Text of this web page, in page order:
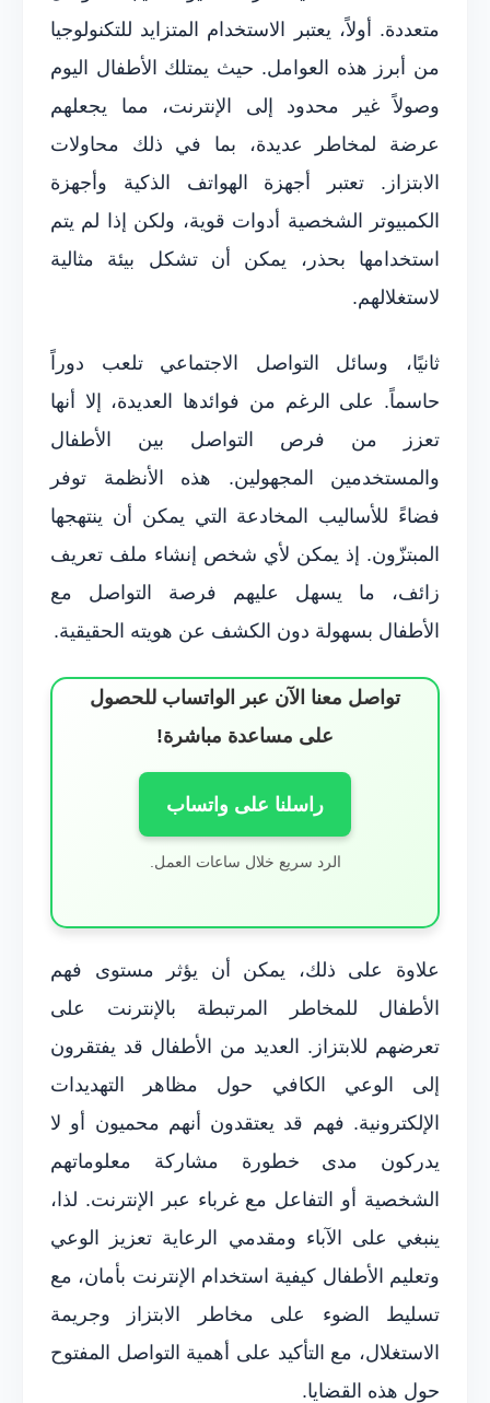
متعددة. أولاً، يعتبر الاستخدام المتزايد للتكنولوجيا
من أبرز هذه العوامل. حيث يمتلك الأطفال اليوم
وصولاً غير محدود إلى الإنترنت، مما يجعلهم
عرضة لمخاطر عديدة، بما في ذلك محاولات
الابتزاز. تعتبر أجهزة الهواتف الذكية وأجهزة
الكمبيوتر الشخصية أدوات قوية، ولكن إذا لم يتم
استخدامها بحذر، يمكن أن تشكل بيئة مثالية
لاستغلالهم.
ثانيًا، وسائل التواصل الاجتماعي تلعب دوراً
حاسماً. على الرغم من فوائدها العديدة، إلا أنها
تعزز من فرص التواصل بين الأطفال
والمستخدمين المجهولين. هذه الأنظمة توفر
فضاءً للأساليب المخادعة التي يمكن أن ينتهجها
المبتزّون. إذ يمكن لأي شخص إنشاء ملف تعريف
زائف، ما يسهل عليهم فرصة التواصل مع
الأطفال بسهولة دون الكشف عن هويته الحقيقية.
تواصل معنا الآن عبر الواتساب للحصول
على مساعدة مباشرة!
راسلنا على واتساب
الرد سريع خلال ساعات العمل.
علاوة على ذلك، يمكن أن يؤثر مستوى فهم
الأطفال للمخاطر المرتبطة بالإنترنت على
تعرضهم للابتزاز. العديد من الأطفال قد يفتقرون
إلى الوعي الكافي حول مظاهر التهديدات
الإلكترونية. فهم قد يعتقدون أنهم محميون أو لا
يدركون مدى خطورة مشاركة معلوماتهم
الشخصية أو التفاعل مع غرباء عبر الإنترنت. لذا،
ينبغي على الآباء ومقدمي الرعاية تعزيز الوعي
وتعليم الأطفال كيفية استخدام الإنترنت بأمان، مع
تسليط الضوء على مخاطر الابتزاز وجريمة
الاستغلال، مع التأكيد على أهمية التواصل المفتوح
حول هذه القضايا.